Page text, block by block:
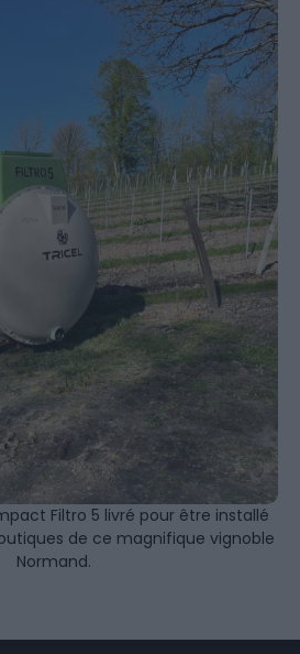
Filtro 5 livré pour être installé
de ce magnifique vignoble
Normand.